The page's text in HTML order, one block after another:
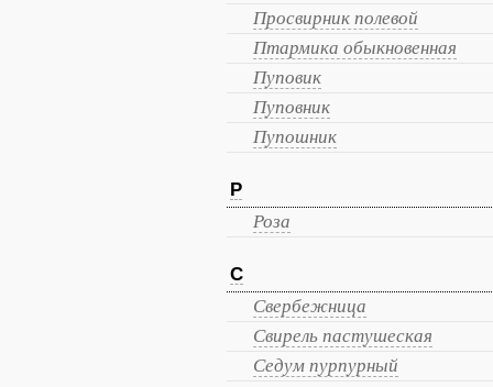
Просвирник полевой
Птармика обыкновенная
Пуповик
Пуповник
Пупошник
Р
Роза
С
Свербежница
Свирель пастушеская
Седум пурпурный